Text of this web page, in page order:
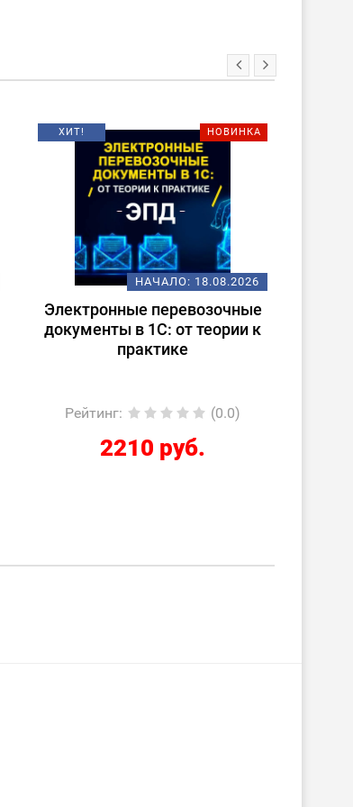
НАЧАЛО:07.09.2026
Использование библиотеки
стандартных подсистем
(БСП) при разработке
Рейтинг: (0.0)
4590 руб.